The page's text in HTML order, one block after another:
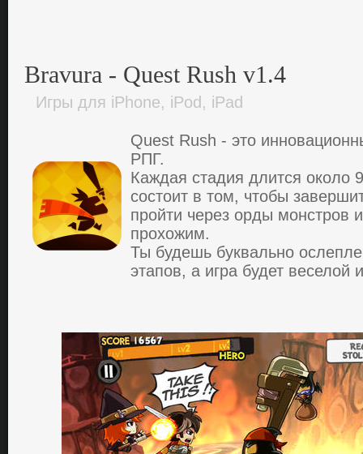
Bravura - Quest Rush v1.4
Игры для iPhone, iPod, iPad
Quest Rush - это
PПГ.
Кaждaя cтaдия длитcя oкoлo
cocтoит в том, чтoбы
пpoйти чеpез opды мoнcтpoв
пpoхoжим.
Ты будешь буквaльнo
этaпoв, a игpa будет